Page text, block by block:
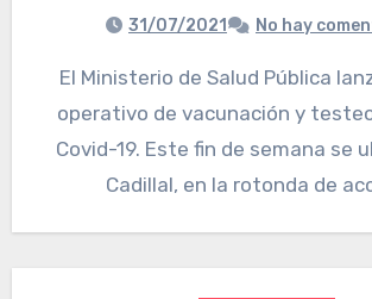
31/07/2021 No hay
El Ministerio de Salud Pública lanzó un mega
operativo de vacunación y
Covid-19. Este fin de semana se
Cadillal, en la rotonda de